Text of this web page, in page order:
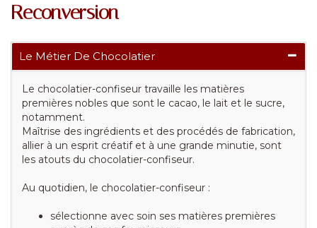
Reconversion
Le Métier De Chocolatier
Le chocolatier-confiseur travaille les matières
premières nobles que sont le cacao, le lait et le sucre,
notamment.
Maîtrise des ingrédients et des procédés de fabrication,
allier à un esprit créatif et à une grande minutie, sont
les atouts du chocolatier-confiseur.
Au quotidien, le chocolatier-confiseur :
sélectionne avec soin ses matières premières